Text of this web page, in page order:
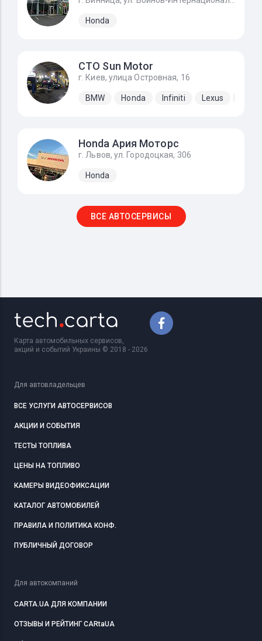
Honda
СТО Sun Motor
г. Киев, улица Островная, 16
BMW Honda Infiniti Lexus
Honda Ария Моторс
г. Львов, ул. Городоцкая, 306
Honda
ВСЕ АВТОСЕРВИСЫ
Карта автомобильных сервисов,
акций и событий Украины © 2018 - 2026
Для автовладельцев
ВСЕ УСЛУГИ АВТОСЕРВИСОВ
АКЦИИ И СОБЫТИЯ
ТЕСТЫ ТОПЛИВА
ЦЕНЫ НА ТОПЛИВО
КАМЕРЫ ВИДЕОФИКСАЦИИ
КАТАЛОГ АВТОМОБИЛЕЙ
ПРАВИЛА И ПОЛИТИКА КОНФ.
ПУБЛИЧНЫЙ ДОГОВОР
Для автокомпаний
CARTA.UA ДЛЯ КОМПАНИИ
ОТЗЫВЫ И РЕЙТИНГ CARtaUA